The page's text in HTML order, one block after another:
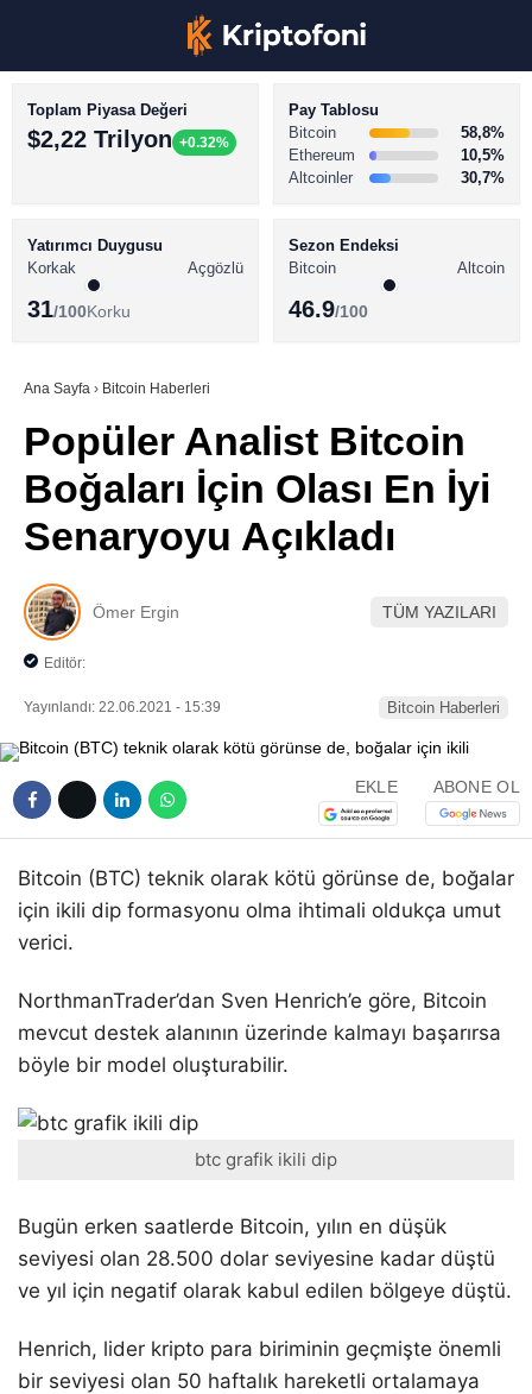
Youtube
TikTok
BİTCOİN HABERLERİ
ALTCOİN HABERLERİ
SÖZLÜK
Toplam Piyasa Değeri
$2,22 Trilyon +0.32%
Pay Tablosu
Bitcoin
58,8%
Ethereum
10,5%
Altcoinler
30,7%
Yatırımcı Duygusu
Korkak
Açgözlü
31/100Korku
Sezon Endeksi
Bitcoin
Altcoin
46.9/100
Ana Sayfa › Bitcoin Haberleri
Popüler Analist Bitcoin
Boğaları İçin Olası En İyi
Senaryoyu Açıkladı
Ömer Ergin TÜM YAZILARI
Editör:
Yayınlandı: 22.06.2021 - 15:39 Bitcoin Haberleri
EKLE ABONE OL
Bitcoin (BTC) teknik olarak kötü görünse de, boğalar
için ikili dip formasyonu olma ihtimali oldukça umut
verici.
NorthmanTrader’dan Sven Henrich’e göre, Bitcoin
mevcut destek alanının üzerinde kalmayı başarırsa
böyle bir model oluşturabilir.
btc grafik ikili dip
Bugün erken saatlerde Bitcoin, yılın en düşük
seviyesi olan 28.500 dolar seviyesine kadar düştü
ve yıl için negatif olarak kabul edilen bölgeye düştü.
Henrich, lider kripto para biriminin geçmişte önemli
bir seviyesi olan 50 haftalık hareketli ortalamaya